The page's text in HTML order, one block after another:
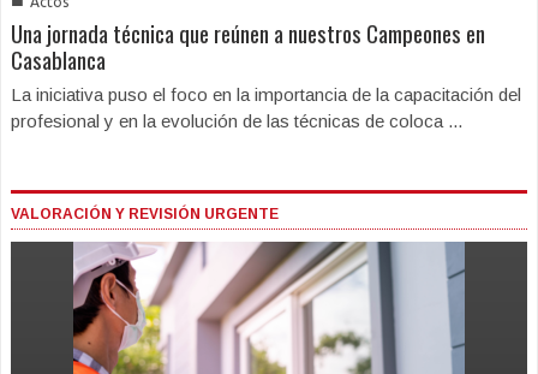
Una jornada técnica que reúnen a nuestros Campeones en
Casablanca
La iniciativa puso el foco en la importancia de la capacitación del
profesional y en la evolución de las técnicas de coloca ...
VALORACIÓN Y REVISIÓN URGENTE